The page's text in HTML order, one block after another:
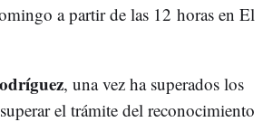
a partir de las 12 horas en El
, una vez ha superados los
el trámite del reconocimiento